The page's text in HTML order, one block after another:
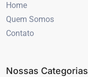
Home
Quem Somos
Contato
Nossas Categorias